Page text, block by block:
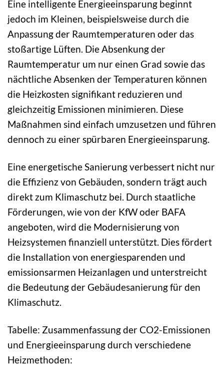
Eine intelligente Energieeinsparung beginnt
jedoch im Kleinen, beispielsweise durch die
Anpassung der Raumtemperaturen oder das
stoßartige Lüften. Die Absenkung der
Raumtemperatur um nur einen Grad sowie das
nächtliche Absenken der Temperaturen können
die Heizkosten signifikant reduzieren und
gleichzeitig Emissionen minimieren. Diese
Maßnahmen sind einfach umzusetzen und führen
dennoch zu einer spürbaren Energieeinsparung.
Eine energetische Sanierung verbessert nicht nur
die Effizienz von Gebäuden, sondern trägt auch
direkt zum Klimaschutz bei. Durch staatliche
Förderungen, wie von der KfW oder BAFA
angeboten, wird die Modernisierung von
Heizsystemen finanziell unterstützt. Dies fördert
die Installation von energiesparenden und
emissionsarmen Heizanlagen und unterstreicht
die Bedeutung der Gebäudesanierung für den
Klimaschutz.
Tabelle: Zusammenfassung der CO2-Emissionen
und Energieeinsparung durch verschiedene
Heizmethoden: